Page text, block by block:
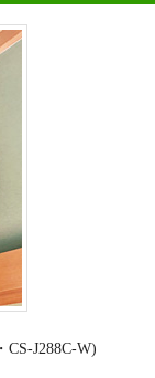
J288C-W)